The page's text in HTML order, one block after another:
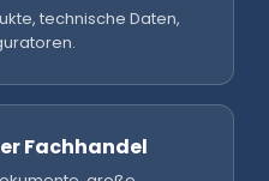
technische Daten,
Fachhandel